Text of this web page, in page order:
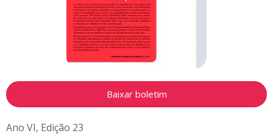
Baixar boletim
Ano VI, Edição 23